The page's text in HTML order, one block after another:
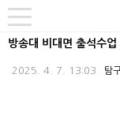
본
바
내
게
카
고
toggle
navigation
방송대 비대면 출석수
2025. 4. 7. 13:03 탐